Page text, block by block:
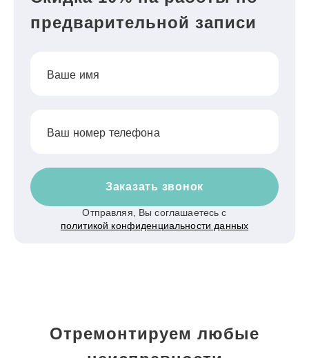
предварительной записи
Ваше имя
Ваш номер телефона
Заказать звонок
Отправляя, Вы соглашаетесь с
политикой конфиденциальности данных
Отремонтируем любые